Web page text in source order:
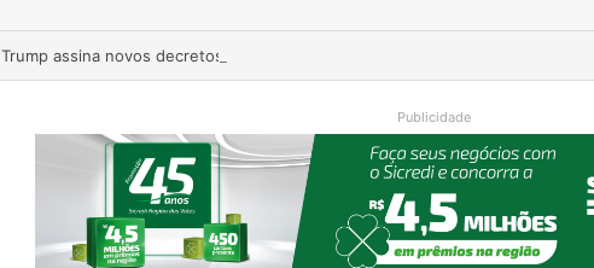
Trump assina novos decretos para restringir cidadania por nascimento nos EUA
Publicidade